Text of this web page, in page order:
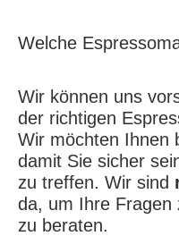
Welche
Wir können uns
der richtigen
Wir möchten Ihnen
damit Sie sicher
zu treffen. Wir sind
da, um Ihre Fragen
zu beraten.